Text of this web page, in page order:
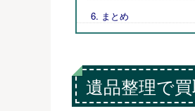
まとめ
遺品整理で